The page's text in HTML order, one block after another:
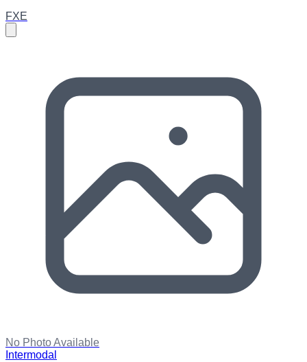
FXE
No Photo Available
Intermodal